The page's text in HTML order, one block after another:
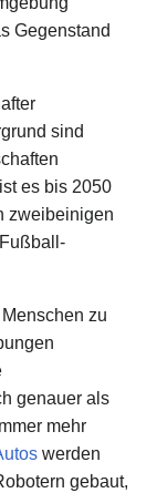
Gegenstand
sind
es bis 2050
zweibeinigen
zu
genauer als
mehr
werden
gebaut,